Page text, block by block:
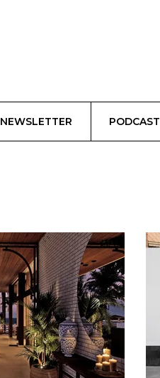
NEWSLETTER PODCAST